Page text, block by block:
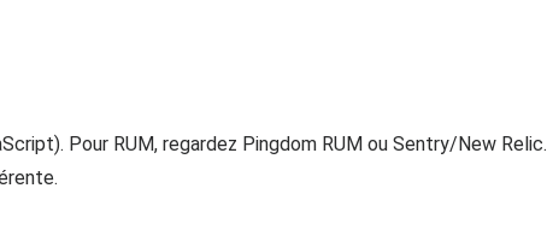
Pour RUM, regardez Pingdom RUM ou Sentry/New Relic.